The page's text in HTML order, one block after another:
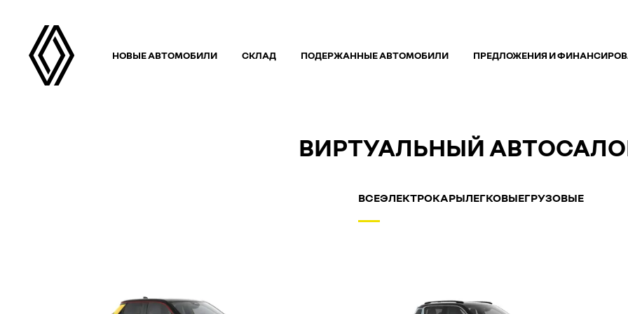
НОВЫЕ АВТОМОБИЛИ СКЛАД ПОДЕРЖАННЫE АВТОМОБИЛИ ПРЕДЛОЖЕНИЯ И
ВИРТУАЛЬНЫЙ
ВСЕЭЛЕКТРОКАРЫЛЕГКОВЫЕГРУЗОВЫЕ